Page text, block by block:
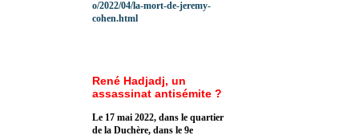
o/2022/04/la-mort-de-jeremy-
cohen.html
René Hadjadj, un
assassinat antisémite ?
Le 17 mai 2022, dans le quartier
de la Duchère, dans le 9e